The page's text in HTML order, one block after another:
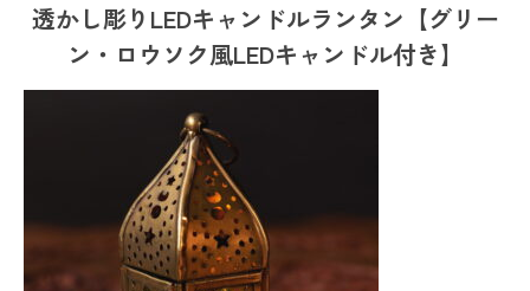
透かし彫りLEDキャンドルランタン【グリー
ン・ロウソク風LEDキャンドル付き】